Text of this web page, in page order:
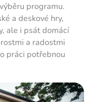
programu.
a deskové hry,
ale i psát domácí
a radostmi
práci potřebnou